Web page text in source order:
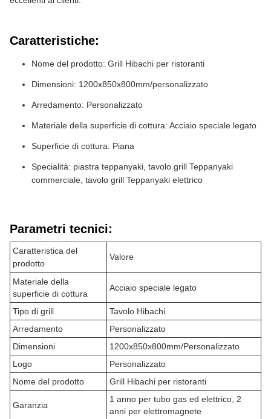
Caratteristiche:
Nome del prodotto: Grill Hibachi per ristoranti
Dimensioni: 1200x850x800mm/personalizzato
Arredamento: Personalizzato
Materiale della superficie di cottura: Acciaio speciale legato
Superficie di cottura: Piana
Specialità: piastra teppanyaki, tavolo grill Teppanyaki
commerciale, tavolo grill Teppanyaki elettrico
Parametri tecnici:
Caratteristica del
prodotto
Valore
Materiale della
superficie di cottura
Acciaio speciale legato
Tipo di grill
Tavolo Hibachi
Arredamento
Personalizzato
Dimensioni
1200x850x800mm/Personalizzato
Logo
Personalizzato
Nome del prodotto
Grill Hibachi per ristoranti
Garanzia
1 anno per tubo gas ed elettrico, 2
anni per elettromagnete